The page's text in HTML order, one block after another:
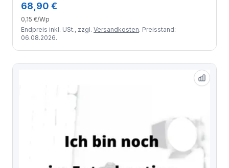
68,90 €
0,15 €/Wp
Endpreis inkl. USt., zzgl. Versandkosten. Preisstand:
06.08.2026.